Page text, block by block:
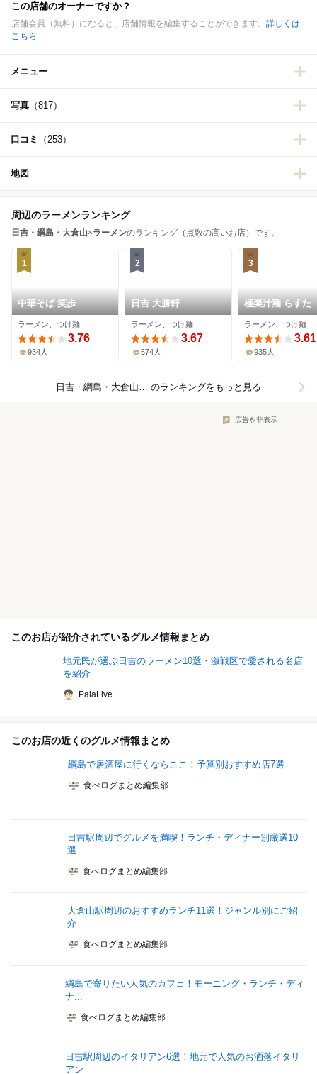
この店舗のオーナーですか？
店舗会員（無料）になると、店舗情報を編集することができます。 詳しくは
こちら
メニュー
写真 （817）
口コミ （253）
地図
周辺のラーメンランキング
日吉・綱島・大倉山×ラーメンのランキング（点数の高いお店）です。
1
中華そば 笑歩
ラーメン、つけ麺
3.76
934人
2
日吉 大勝軒
ラーメン、つけ麺
3.67
574人
3
極楽汁麺 らすた
ラーメン、つけ麺
3.61
935人
日吉・綱島・大倉山×ラーメン のランキングをもっと見る
広告を非表示
このお店が紹介されているグルメ情報まとめ
地元民が選ぶ日吉のラーメン10選・激戦区で愛される名店
を紹介
PalaLive
このお店の近くのグルメ情報まとめ
綱島で居酒屋に行くならここ！予算別おすすめ店7選
食べログまとめ編集部
日吉駅周辺でグルメを満喫！ランチ・ディナー別厳選10
選
食べログまとめ編集部
大倉山駅周辺のおすすめランチ11選！ジャンル別にご紹
介
食べログまとめ編集部
綱島で寄りたい人気のカフェ！モーニング・ランチ・ディ
ナ...
食べログまとめ編集部
日吉駅周辺のイタリアン6選！地元で人気のお洒落イタリ
アン